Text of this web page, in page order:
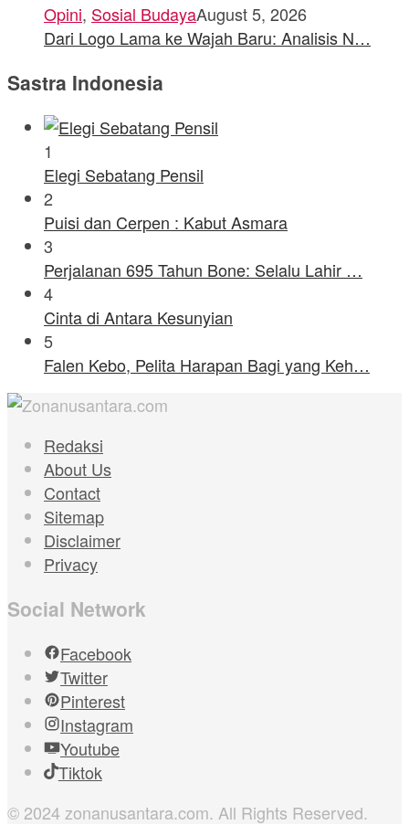
Opini, Sosial BudayaAugust 5, 2026
Dari Logo Lama ke Wajah Baru: Analisis N…
Sastra Indonesia
1
Elegi Sebatang Pensil
2
Puisi dan Cerpen : Kabut Asmara
3
Perjalanan 695 Tahun Bone: Selalu Lahir …
4
Cinta di Antara Kesunyian
5
Falen Kebo, Pelita Harapan Bagi yang Keh…
Redaksi
About Us
Contact
Sitemap
Disclaimer
Privacy
Social Network
Facebook
Twitter
Pinterest
Instagram
Youtube
Tiktok
© 2024 zonanusantara.com. All Rights Reserved.